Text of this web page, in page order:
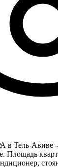
в Тель-Авиве -
Площадь